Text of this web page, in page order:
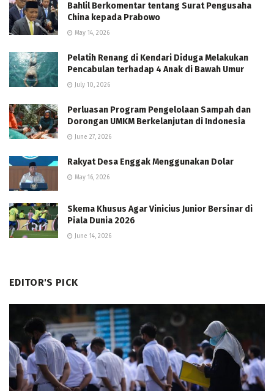
Bahlil Berkomentar tentang Surat Pengusaha
China kepada Prabowo
May 14, 2026
Pelatih Renang di Kendari Diduga Melakukan
Pencabulan terhadap 4 Anak di Bawah Umur
July 10, 2026
Perluasan Program Pengelolaan Sampah dan
Dorongan UMKM Berkelanjutan di Indonesia
June 27, 2026
Rakyat Desa Enggak Menggunakan Dolar
May 16, 2026
Skema Khusus Agar Vinicius Junior Bersinar di
Piala Dunia 2026
June 14, 2026
EDITOR'S PICK